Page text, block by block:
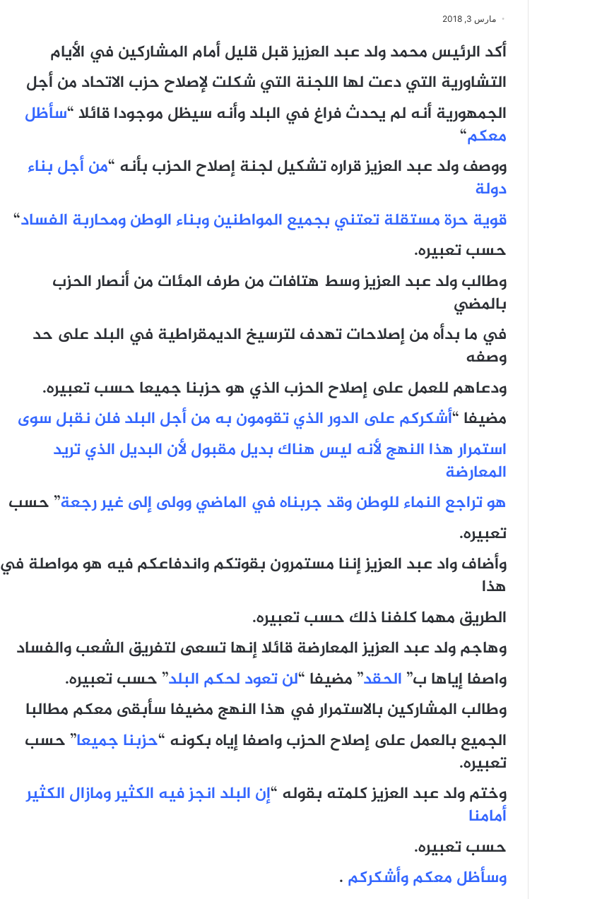
مارس 3, 2018
أكد الرئيس محمد ولد عبد العزيز قبل قليل أمام المشاركين في الأيام
التشاورية التي دعت لها اللجنة التي شكلت لإصلاح حزب الاتحاد من أجل
الجمهورية أنه لم يحدث فراغ في البلد وأنه سيظل موجودا قائلا “سأظل
معكم“
ووصف ولد عبد العزيز قراره تشكيل لجنة إصلاح الحزب بأنه “من أجل بناء
دولة
قوية حرة مستقلة تعتني بجميع المواطنين وبناء الوطن ومحاربة الفساد“
حسب تعبيره.
وطالب ولد عبد العزيز وسط هتافات من طرف المئات من أنصار الحزب
بالمضي
في ما بدأه من إصلاحات تهدف لترسيخ الديمقراطية في البلد على حد
وصفه
ودعاهم للعمل على إصلاح الحزب الذي هو حزبنا جميعا حسب تعبيره.
مضيفا “أشكركم على الدور الذي تقومون به من أجل البلد فلن نقبل سوى
استمرار هذا النهج لأنه ليس هناك بديل مقبول لأن البديل الذي تريد
المعارضة
هو تراجع النماء للوطن وقد جربناه في الماضي وولى إلى غير رجعة” حسب
تعبيره.
وأضاف واد عبد العزيز إننا مستمرون بقوتكم واندفاعكم فيه هو مواصلة في
هذا
الطريق مهما كلفنا ذلك حسب تعبيره.
وهاجم ولد عبد العزيز المعارضة قائلا إنها تسعى لتفريق الشعب والفساد
واصفا إياها ب”الحقد” مضيفا “لن تعود لحكم البلد” حسب تعبيره.
وطالب المشاركين بالاستمرار في هذا النهج مضيفا سأبقى معكم مطالبا
الجميع بالعمل على إصلاح الحزب واصفا إياه بكونه “حزبنا جميعا” حسب
تعبيره.
وختم ولد عبد العزيز كلمته بقوله “إن البلد انجز فيه الكثير ومازال الكثير
أمامنا
حسب تعبيره.
وسأظل معكم وأشكركم .